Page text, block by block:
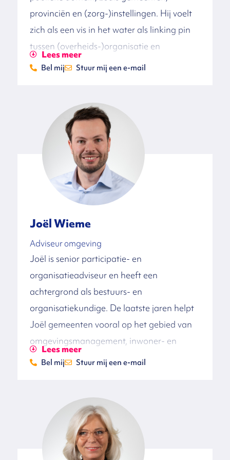
provinciën en (zorg-)instellingen. Hij voelt
zich als een vis in het water als linking pin
tussen (overheids-)organisatie en
samenleving. Mark voelt heel goed aan wat
vertrouwen van allerlei relevante
stakeholders in de samenleving.
Eerder was Mark onder andere
omgevingsmanager bij de ontwikkeling van
het Huis voor de Stad in de gemeente
Helmond en momenteel is hij werkzaam als
omgevingsmanager bij het realiseren van
Albert Cuypmarkt in Amsterdam.
Kenmerkend voor zijn aanpak is zijn
duidelijke manier van communiceren en
terugkoppelen en het vanuit verbinding
toewerken naar consensus op
ogenschijnlijk onoverbrugbare pijnpunten.
Lees meer
Bel mij Stuur mij een e-mail
Joël Wieme
Adviseur omgeving
Joël is senior participatie- en
organisatieadviseur en heeft een
achtergrond als bestuurs- en
organisatiekundige. De laatste jaren helpt
Joël gemeenten vooral op het gebied van
omgevingsmanagement, inwoner- en
overheidsparticipatie en visietrajecten. Zo
gebiedsvisies gemaakt en daarvoor vele
participatiebijeenkomsten begeleid. Sinds
2024 is Joël projectleider voor twee
ruimtelijke visies in Amsterdam, die in
Lees meer
Bel mij Stuur mij een e-mail